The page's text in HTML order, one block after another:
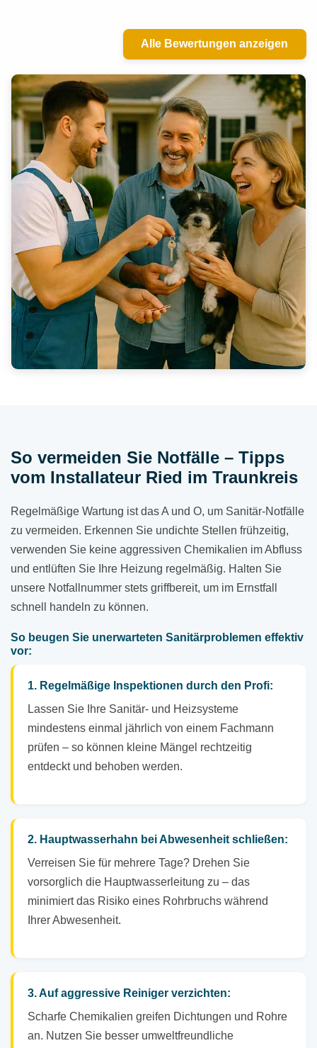
Alle Bewertungen anzeigen
So vermeiden Sie Notfälle – Tipps
vom Installateur Ried im Traunkreis
Regelmäßige Wartung ist das A und O, um Sanitär-Notfälle
zu vermeiden. Erkennen Sie undichte Stellen frühzeitig,
verwenden Sie keine aggressiven Chemikalien im Abfluss
und entlüften Sie Ihre Heizung regelmäßig. Halten Sie
unsere Notfallnummer stets griffbereit, um im Ernstfall
schnell handeln zu können.
So beugen Sie unerwarteten Sanitärproblemen effektiv
vor:
1. Regelmäßige Inspektionen durch den Profi:
Lassen Sie Ihre Sanitär- und Heizsysteme
mindestens einmal jährlich von einem Fachmann
prüfen – so können kleine Mängel rechtzeitig
entdeckt und behoben werden.
2. Hauptwasserhahn bei Abwesenheit schließen:
Verreisen Sie für mehrere Tage? Drehen Sie
vorsorglich die Hauptwasserleitung zu – das
minimiert das Risiko eines Rohrbruchs während
Ihrer Abwesenheit.
3. Auf aggressive Reiniger verzichten:
Scharfe Chemikalien greifen Dichtungen und Rohre
an. Nutzen Sie besser umweltfreundliche